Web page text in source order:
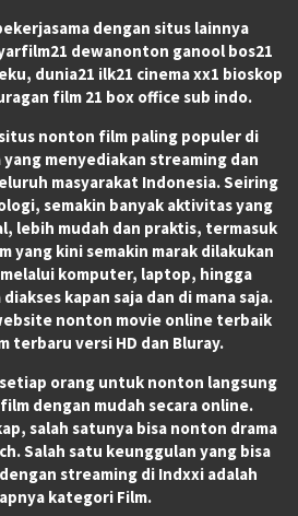
dengan situs lainnya
dewanonton ganool bos21
dunia21 ilk21 cinema xx1 bioskop
film 21 box office sub indo.
nonton film paling populer di
menyediakan streaming dan
masyarakat Indonesia. Seiring
semakin banyak aktivitas yang
lebih mudah dan praktis, termasuk
yang kini semakin marak dilakukan
komputer, laptop, hingga
kapan saja dan di mana saja.
nonton movie online terbaik
terbaru versi HD dan Bluray.
orang untuk nonton langsung
dengan mudah secara online.
salah satunya bisa nonton drama
Salah satu keunggulan yang bisa
streaming di Indxxi adalah
kategori Film.